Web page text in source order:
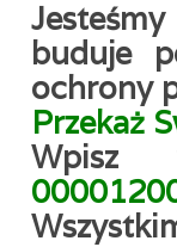
buduje
ochrony
Przekaż
Wpisz